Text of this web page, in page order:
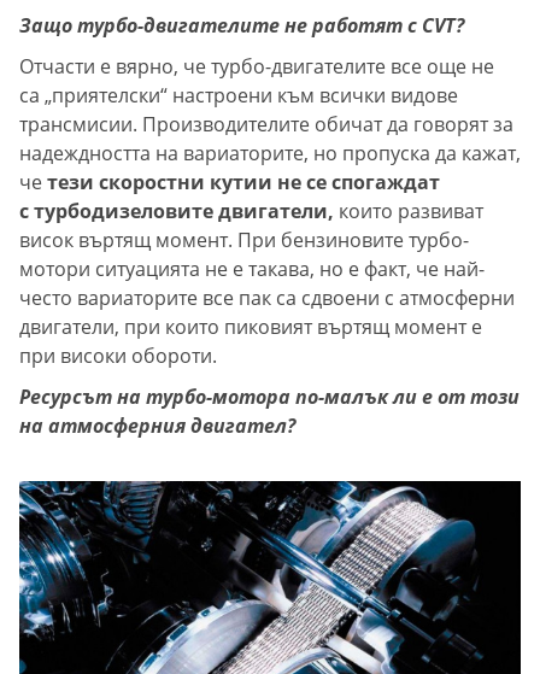
Защо турбо-двигателите не работят с CVT?
Отчасти е вярно, че турбо-двигателите все още не
са „приятелски“ настроени към всички видове
трансмисии. Производителите обичат да говорят за
надеждността на вариаторите, но пропуска да кажат,
четези скоростни кутии не се спогаждат
с турбодизеловите двигатели, които развиват
висок въртящ момент. При бензиновите турбо-
мотори ситуацията не е такава, но е факт, че най-
често вариаторите все пак са сдвоени с атмосферни
двигатели, при които пиковият въртящ момент е
при високи обороти.
Ресурсът на турбо-мотора по-малък ли е от този
на атмосферния двигател?